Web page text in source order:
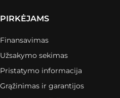
PIRKĖJAMS
Finansavimas
Užsakymo sekimas
Pristatymo informacija
Grąžinimas ir garantijos